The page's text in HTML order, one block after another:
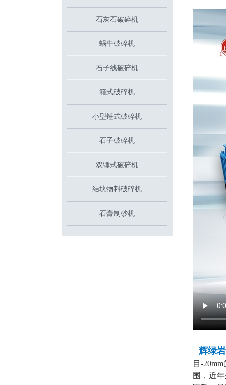
石灰石破碎机
蜗牛破碎机
石子线破碎机
箱式破碎机
小型锤式破碎机
石子破碎机
双锤式破碎机
结块物料破碎机
石膏制砂机
辉绿
目-
围，近